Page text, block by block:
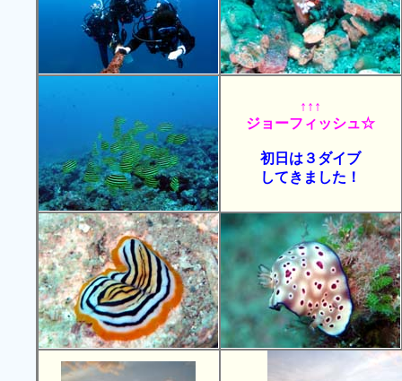
↑↑↑
ジョーフィッシュ☆
初日は３ダイブ
してきました！